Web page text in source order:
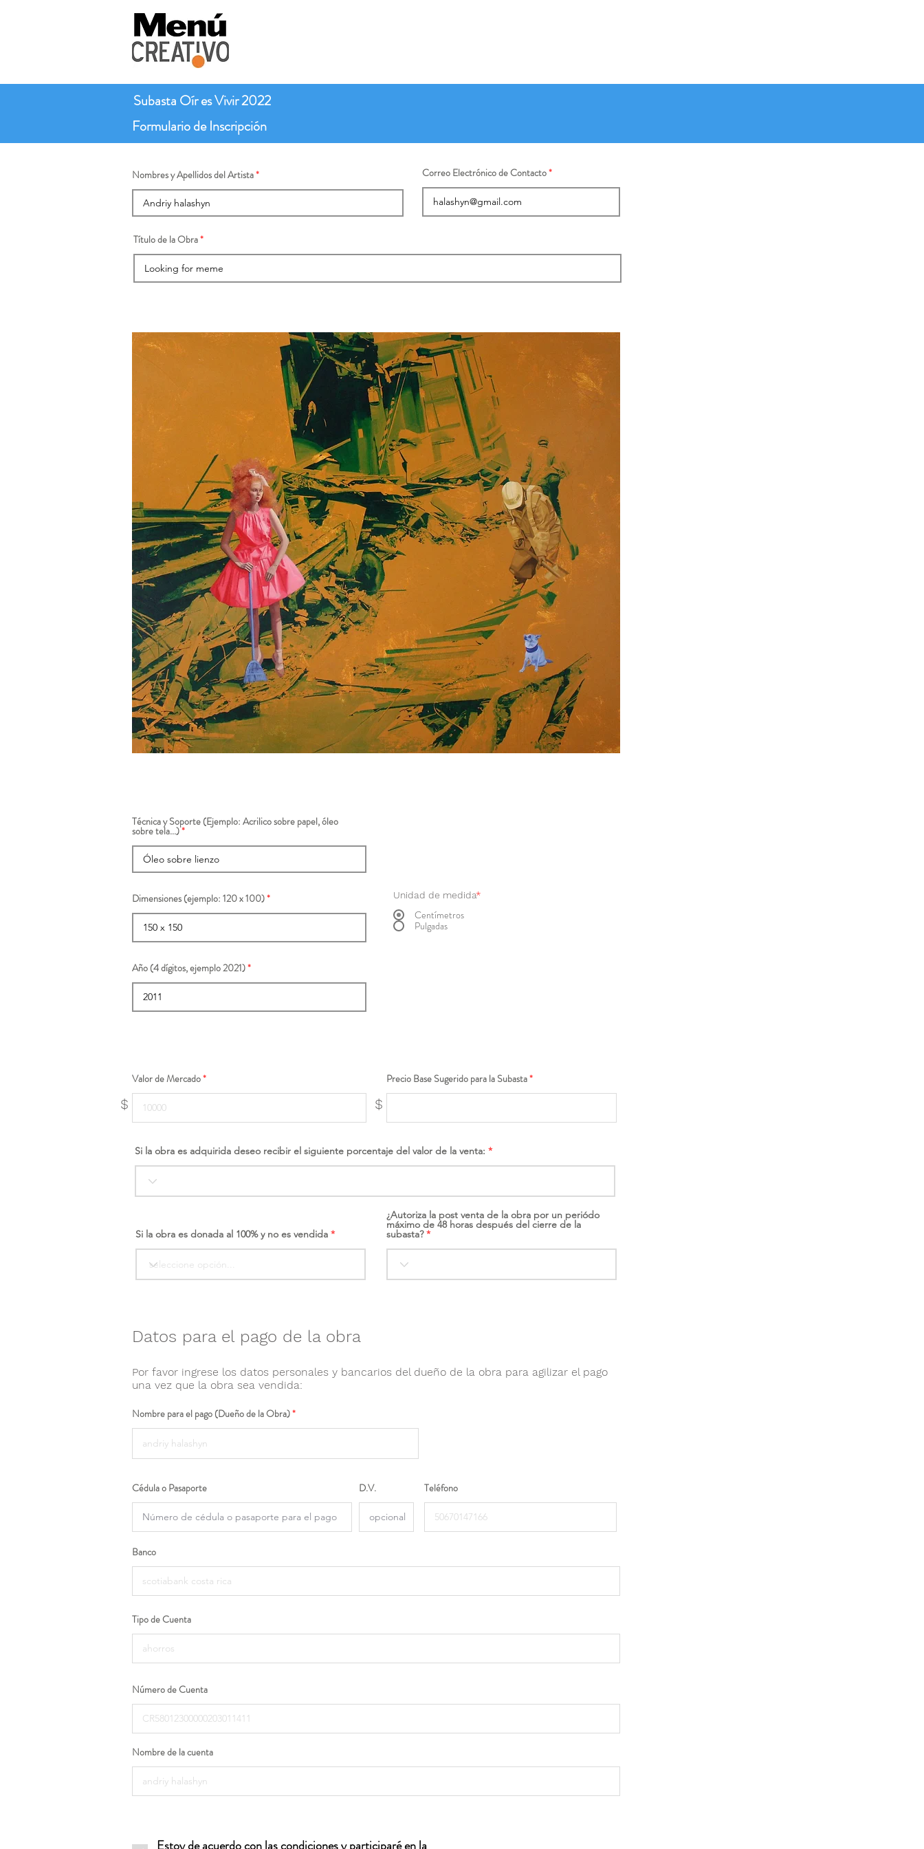
Subasta Oír es Vivir 2022
Formulario de Inscripción
Nombres y Apellidos del Artista Correo Electrónico de Contacto
Título de la Obra
Técnica y Soporte (Ejemplo: Acrilico sobre papel, óleo
sobre tela...)
Dimensiones (ejemplo: 120 x 100) Unidad de medida*
Centímetros
Pulgadas
Año (4 dígitos, ejemplo 2021)
$
Valor de Mercado
$
Precio Base Sugerido para la Subasta
Si la obra es adquirida deseo recibir el siguiente porcentaje del valor de la venta:
Si la obra es donada al 100% y no es vendida
¿Autoriza la post venta de la obra por un periódo
máximo de 48 horas después del cierre de la
subasta?
Datos para el pago de la obra
Por favor ingrese los datos personales y bancarios del dueño de la obra para agilizar el pago
una vez que la obra sea vendida:
Nombre para el pago (Dueño de la Obra)
Cédula o Pasaporte D.V. Teléfono
Banco
Tipo de Cuenta
Número de Cuenta
Nombre de la cuenta